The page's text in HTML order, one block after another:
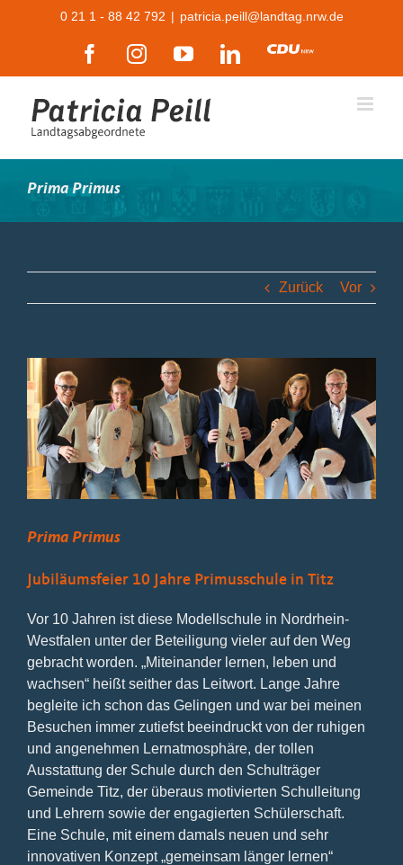
0 21 1 - 88 42 792 | patricia.peill@landtag.nrw.de
FacebookInstagramYouTubeLinkedIn
CDU
Prima Primus
Zurück Vor
Zeige
grösseres
Bild
Prima Primus
Jubiläumsfeier 10 Jahre Primusschule in Titz
Vor 10 Jahren ist diese Modellschule in Nordrhein-
Westfalen unter der Beteiligung vieler auf den Weg
gebracht worden. „Miteinander lernen, leben und
wachsen“ heißt seither das Leitwort. Lange Jahre
begleite ich schon das Gelingen und war bei meinen
Besuchen immer zutiefst beeindruckt von der ruhigen
und angenehmen Lernatmosphäre, der tollen
Ausstattung der Schule durch den Schulträger
Gemeinde Titz, der überaus motivierten Schulleitung
und Lehrern sowie der engagierten Schülerschaft.
Eine Schule, mit einem damals neuen und sehr
innovativen Konzept „gemeinsam länger lernen“